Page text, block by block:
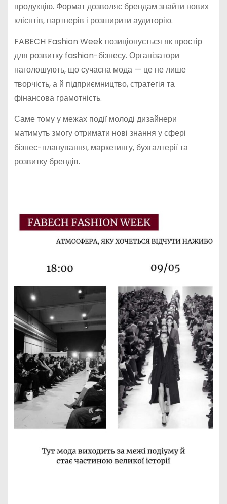
продукцію. Формат дозволяє брендам знайти нових
клієнтів, партнерів і розширити аудиторію.
FABECH Fashion Week позиціонується як простір
для розвитку fashion-бізнесу. Організатори
наголошують, що сучасна мода — це не лише
творчість, а й підприємництво, стратегія та
фінансова грамотність.
Саме тому у межах події молоді дизайнери
матимуть змогу отримати нові знання у сфері
бізнес-планування, маркетингу, бухгалтерії та
розвитку брендів.